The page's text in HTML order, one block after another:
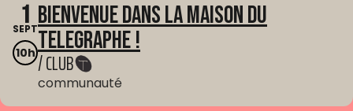
1
SEPT
10h
Bienvenue dans La Maison du
Telegraphe !
/ CLUB
communauté